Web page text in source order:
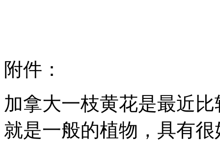
附件：
加拿大一枝黄花是最近
就是一般的植物，具有